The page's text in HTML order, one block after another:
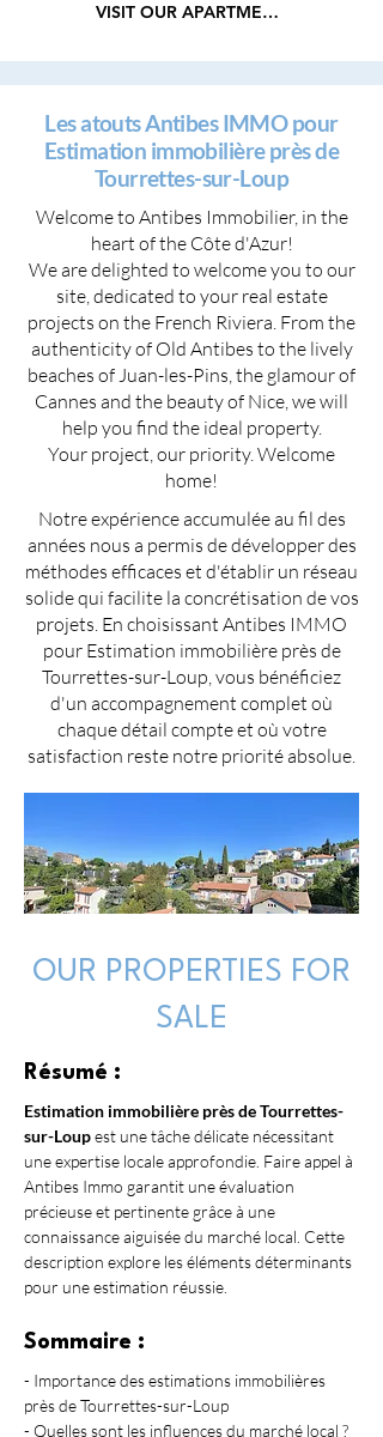
VISIT OUR APARTMENTS
Les atouts Antibes IMMO pour
Estimation immobilière près de
Tourrettes-sur-Loup
Welcome to Antibes Immobilier, in the
heart of the Côte d'Azur!
We are delighted to welcome you to our
site, dedicated to your real estate
projects on the French Riviera. From the
authenticity of Old Antibes to the lively
beaches of Juan-les-Pins, the glamour of
Cannes and the beauty of Nice, we will
help you find the ideal property.
Your project, our priority. Welcome
home!
Notre expérience accumulée au fil des
années nous a permis de développer des
méthodes efficaces et d'établir un réseau
solide qui facilite la concrétisation de vos
projets. En choisissant Antibes IMMO
pour Estimation immobilière près de
Tourrettes-sur-Loup, vous bénéficiez
d'un accompagnement complet où
chaque détail compte et où votre
satisfaction reste notre priorité absolue.
OUR PROPERTIES FOR
SALE
Résumé :
Estimation immobilière près de Tourrettes-
sur-Loup est une tâche délicate nécessitant
une expertise locale approfondie. Faire appel à
Antibes Immo garantit une évaluation
précieuse et pertinente grâce à une
connaissance aiguisée du marché local. Cette
description explore les éléments déterminants
pour une estimation réussie.
Sommaire :
- Importance des estimations immobilières
près de Tourrettes-sur-Loup
- Quelles sont les influences du marché local ?